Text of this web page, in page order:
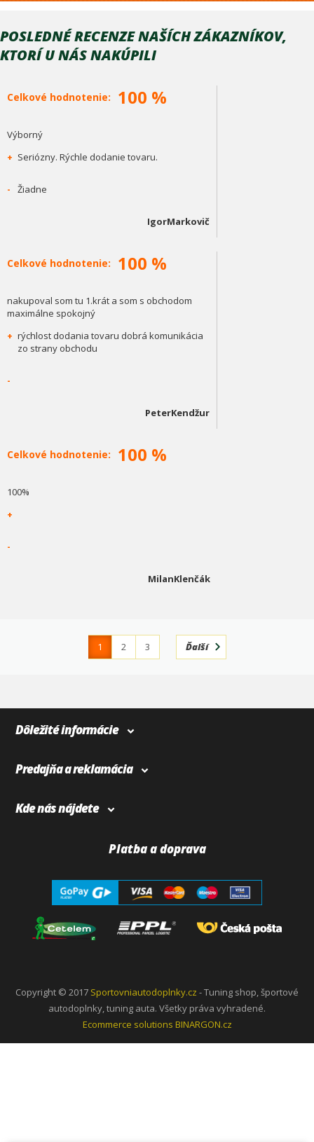
POSLEDNÉ RECENZE NAŠÍCH ZÁKAZNÍKOV,
KTORÍ U NÁS NAKÚPILI
Celkové hodnotenie: 100 %
Výborný
+ Seriózny. Rýchle dodanie tovaru.
- Žiadne
IgorMarkovič
Celkové hodnotenie: 100 %
nakupoval som tu 1.krát a som s obchodom
maximálne spokojný
+ rýchlost dodania tovaru dobrá komunikácia
zo strany obchodu
-
PeterKendžur
Celkové hodnotenie: 100 %
100%
+
-
MilanKlenčák
1 2
3
Ďalší
Dôležité informácie
Predajňa a reklamácia
Kde nás nájdete
Platba a doprava
Copyright © 2017 Sportovniautodoplnky.cz - Tuning shop, športové
autodoplnky, tuning auta. Všetky práva vyhradené.
Ecommerce solutions BINARGON.cz